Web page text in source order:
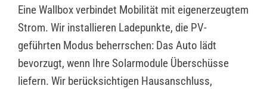
Eine Wallbox verbindet Mobilität mit eigenerzeugtem
Strom. Wir installieren Ladepunkte, die PV-
geführten Modus beherrschen: Das Auto lädt
bevorzugt, wenn Ihre Solarmodule Überschüsse
liefern. Wir berücksichtigen Hausanschluss,